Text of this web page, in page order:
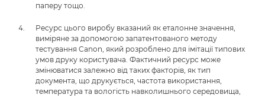
паперу тощо.
Ресурс цього виробу вказаний як еталонне значення,
виміряне за допомогою запатентованого методу
тестування Canon, який розроблено для імітації типових
умов друку користувача. Фактичний ресурс може
змінюватися залежно від таких факторів, як тип
документа, що друкується, частота використання,
температура та вологість навколишнього середовища,